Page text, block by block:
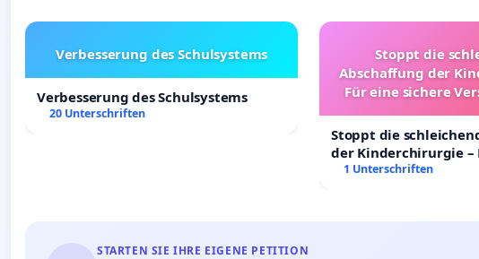
Verbesserung des Schulsystems
Verbesserung des Schulsystems
20 Unterschriften
Stoppt die
Abschaffung der
Für eine sichere
Stoppt die
der Kinderchirurgie –
sichere Versorgung
1 Unterschriften
STARTEN SIE IHRE EIGENE PETITION